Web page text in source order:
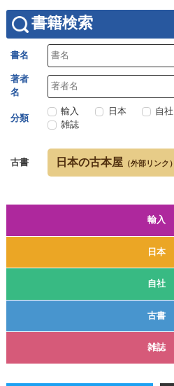
輸入
日本
自社
古書
雑誌
書籍検索
書名
著者
名
分類
輸入 日本 自社
雑誌
古書 日本の古本屋 （外部リンク）